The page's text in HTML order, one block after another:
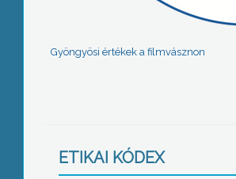
Gyöngyösi értékek a filmvásznon
ETIKAI KÓDEX